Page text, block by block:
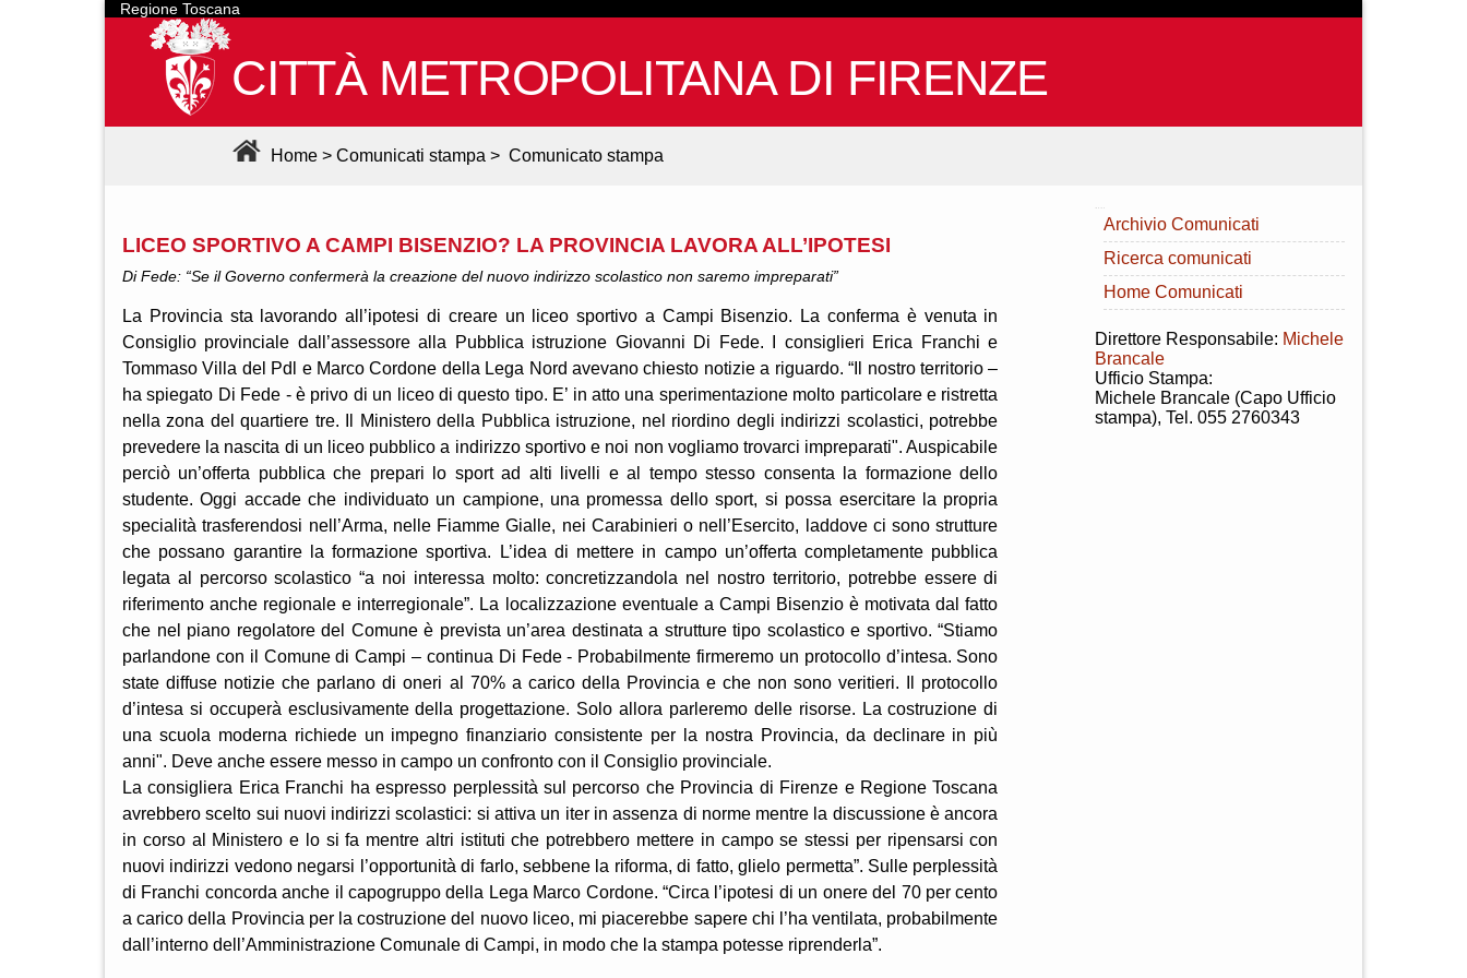
Regione Toscana
CITTÀ METROPOLITANA DI FIRENZE
Home > Comunicati stampa > Comunicato stampa
LICEO SPORTIVO A CAMPI BISENZIO? LA PROVINCIA LAVORA ALL’IPOTESI
Di Fede: “Se il Governo confermerà la creazione del nuovo indirizzo scolastico non saremo impreparati”
La Provincia sta lavorando all’ipotesi di creare un liceo sportivo a Campi Bisenzio. La conferma è venuta in
Consiglio provinciale dall’assessore alla Pubblica istruzione Giovanni Di Fede. I consiglieri Erica Franchi e
Tommaso Villa del Pdl e Marco Cordone della Lega Nord avevano chiesto notizie a riguardo. “Il nostro territorio –
ha spiegato Di Fede - è privo di un liceo di questo tipo. E’ in atto una sperimentazione molto particolare e ristretta
nella zona del quartiere tre. Il Ministero della Pubblica istruzione, nel riordino degli indirizzi scolastici, potrebbe
prevedere la nascita di un liceo pubblico a indirizzo sportivo e noi non vogliamo trovarci impreparati". Auspicabile
perciò un’offerta pubblica che prepari lo sport ad alti livelli e al tempo stesso consenta la formazione dello
studente. Oggi accade che individuato un campione, una promessa dello sport, si possa esercitare la propria
specialità trasferendosi nell’Arma, nelle Fiamme Gialle, nei Carabinieri o nell’Esercito, laddove ci sono strutture
che possano garantire la formazione sportiva. L’idea di mettere in campo un’offerta completamente pubblica
legata al percorso scolastico “a noi interessa molto: concretizzandola nel nostro territorio, potrebbe essere di
riferimento anche regionale e interregionale”. La localizzazione eventuale a Campi Bisenzio è motivata dal fatto
che nel piano regolatore del Comune è prevista un’area destinata a strutture tipo scolastico e sportivo. “Stiamo
parlandone con il Comune di Campi – continua Di Fede - Probabilmente firmeremo un protocollo d’intesa. Sono
state diffuse notizie che parlano di oneri al 70% a carico della Provincia e che non sono veritieri. Il protocollo
d’intesa si occuperà esclusivamente della progettazione. Solo allora parleremo delle risorse. La costruzione di
una scuola moderna richiede un impegno finanziario consistente per la nostra Provincia, da declinare in più
anni". Deve anche essere messo in campo un confronto con il Consiglio provinciale.
La consigliera Erica Franchi ha espresso perplessità sul percorso che Provincia di Firenze e Regione Toscana
avrebbero scelto sui nuovi indirizzi scolastici: si attiva un iter in assenza di norme mentre la discussione è ancora
in corso al Ministero e lo si fa mentre altri istituti che potrebbero mettere in campo se stessi per ripensarsi con
nuovi indirizzi vedono negarsi l’opportunità di farlo, sebbene la riforma, di fatto, glielo permetta”. Sulle perplessità
di Franchi concorda anche il capogruppo della Lega Marco Cordone. “Circa l’ipotesi di un onere del 70 per cento
a carico della Provincia per la costruzione del nuovo liceo, mi piacerebbe sapere chi l’ha ventilata, probabilmente
dall’interno dell’Amministrazione Comunale di Campi, in modo che la stampa potesse riprenderla”.
Archivio Comunicati
Ricerca comunicati
Home Comunicati
Direttore Responsabile: Michele
Brancale
Ufficio Stampa:
Michele Brancale (Capo Ufficio
stampa), Tel. 055 2760343